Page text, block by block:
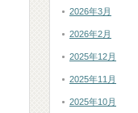
2026年3月
2026年2月
2025年12月
2025年11月
2025年10月